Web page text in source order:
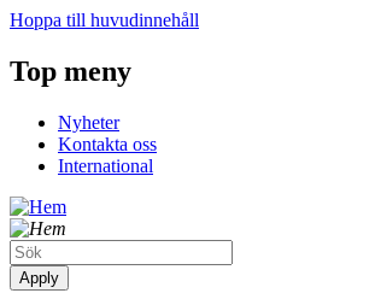
Hoppa till huvudinnehåll
Top meny
Nyheter
Kontakta oss
International